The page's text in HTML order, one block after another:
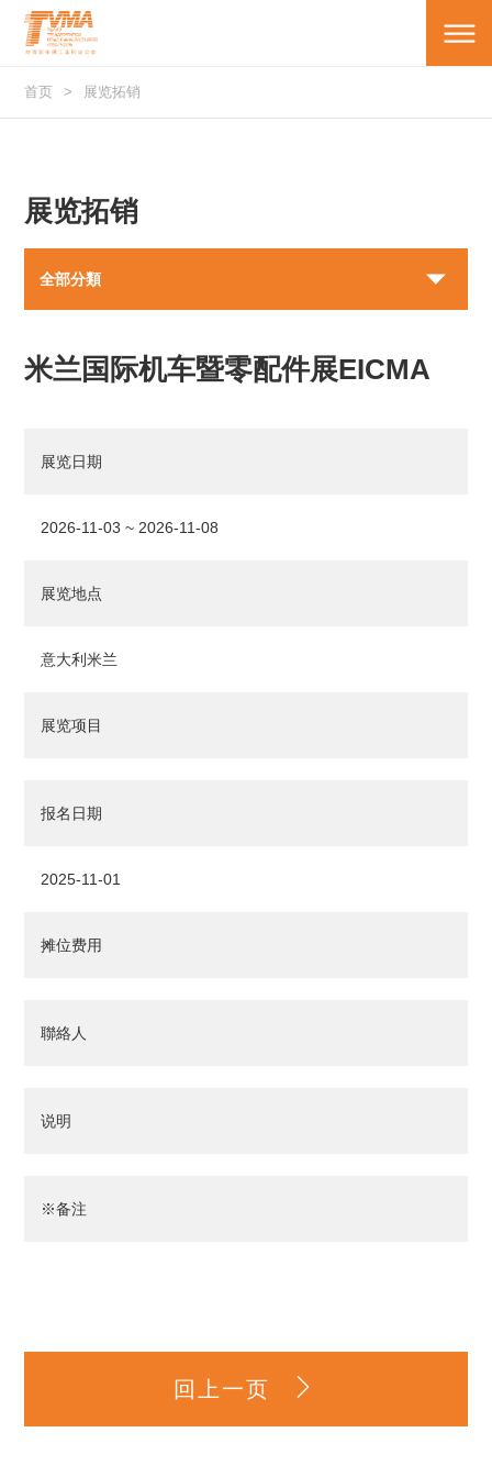
首页 展览拓销
展览拓销
全部分類
米兰国际机车暨零配件展EICMA
展览日期
2026-11-03 ~ 2026-11-08
展览地点
意大利米兰
展览项目
报名日期
2025-11-01
摊位费用
聯絡人
说明
※备注
回上一页